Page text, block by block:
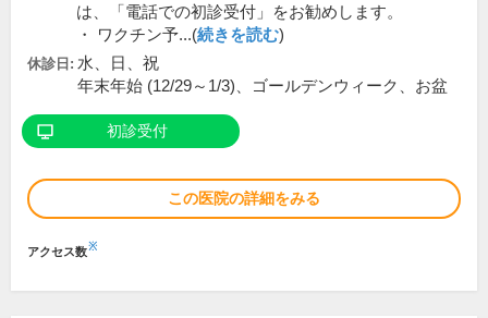
は、「電話での初診受付」をお勧めします。
・ ワクチン予...(続きを読む)
休診日: 水、日、祝
年末年始 (12/29～1/3)、ゴールデンウィーク、お盆
初診受付
この医院の詳細をみる
アクセス数※